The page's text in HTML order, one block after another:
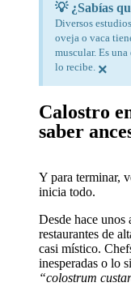
💡 ¿Sabías
Diversos
oveja o vaca
muscular. Es
lo recibe. ×
Calostro
saber
Y para terminar,
inicia todo.
Desde hace unos
restaurantes de
casi místico.
inesperadas o lo
“colostrum